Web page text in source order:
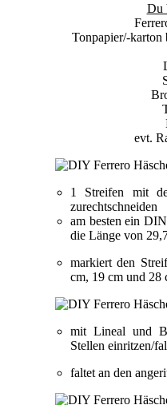
Du
Tonpapier/-karton
evt.
1 Streifen mit
zurechtschneiden
am besten ein
die Länge von
markiert den
cm, 19 cm und 28
mit Lineal und
Stellen einritzen/
faltet an den